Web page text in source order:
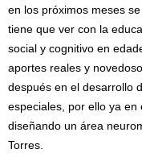
en los próximos meses
tiene que ver con la
social y cognitivo en
aportes reales y
después en el desarrollo
especiales, por ello ya en
diseñando un área
Torres.